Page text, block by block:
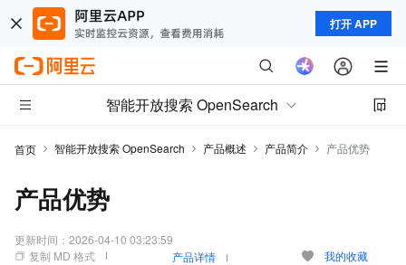
打开 APP
智能开放搜索 OpenSearch
首页 智能开放搜索 OpenSearch 产品概述 产品简介 产品优势
产品优势
更新时间： 2026-04-10 03:23:59
复制 MD 格式
产品详情 我的收藏